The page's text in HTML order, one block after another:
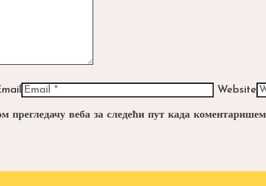
Website
прегледачу веба за следећи пут када